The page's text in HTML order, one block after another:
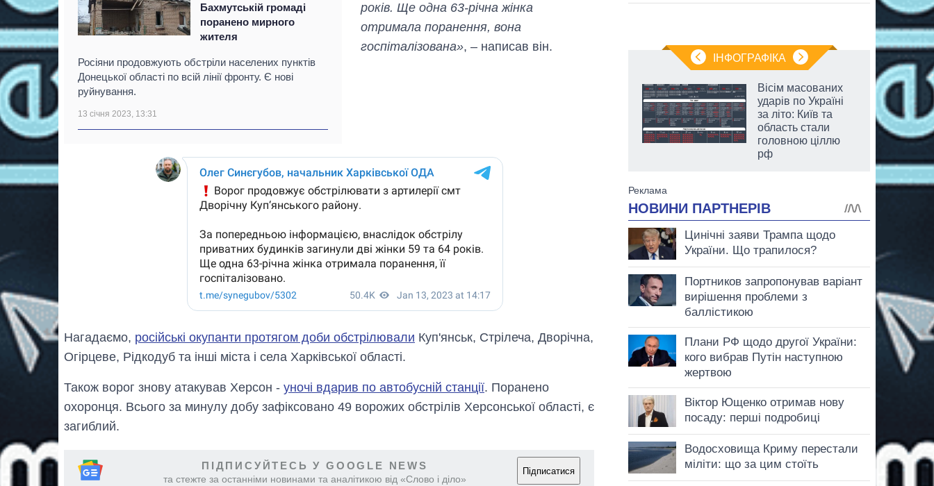
Бахмутській громаді
поранено мирного
жителя
Росіяни продовжують обстріли населених пунктів
Донецької області по всій лінії фронту. Є нові
руйнування.
13 січня 2023, 13:31
років. Ще одна 63-річна жінка
отримала поранення, вона
госпіталізована», – написав він.
Нагадаємо, російські окупанти протягом доби обстрілювали Куп'янськ, Стрілеча, Дворічна,
Огірцеве, Рідкодуб та інші міста і села Харківської області.
Також ворог знову атакував Херсон - уночі вдарив по автобусній станції. Поранено
охоронця. Всього за минулу добу зафіксовано 49 ворожих обстрілів Херсонської області, є
загиблий.
ПІДПИСУЙТЕСЬ У GOOGLE NEWS
та стежте за останніми новинами та аналітикою від «Слово і діло»
Підписатися
ІНФОГРАФІКА
Вісім масованих
ударів по Україні
за літо: Київ та
область стали
головною ціллю
рф